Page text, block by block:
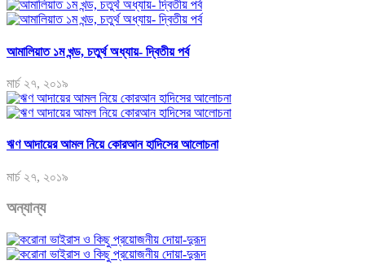
আমালিয়াত ১ম খন্ড, চতুর্থ অধ্যায়- দ্বিতীয় পর্ব
মার্চ ২৭, ২০১৯
ঋণ আদায়ের আমল নিয়ে কোরআন হাদিসের আলোচনা
মার্চ ২৭, ২০১৯
অন্যান্য